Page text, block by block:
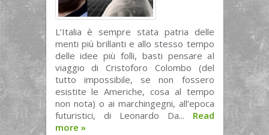
L’Italia è sempre stata patria delle
menti più brillanti e allo stesso tempo
delle idee più folli, basti pensare al
viaggio di Cristoforo Colombo (del
tutto impossibile, se non fossero
esistite le Americhe, cosa al tempo
non nota) o ai marchingegni, all’epoca
futuristici, di Leonardo Da... Read
more »